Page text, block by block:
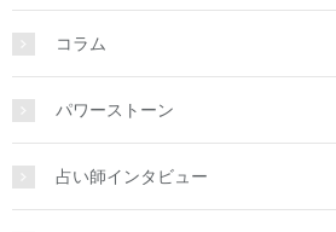
コラム
パワーストーン
占い師インタビュー